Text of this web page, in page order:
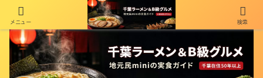
千葉在住50年以上のminiがラーメン・町中華・B級グルメを本音レビュー
メニュー 検索